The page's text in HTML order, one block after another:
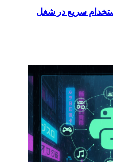
استخدام سریع در شغل